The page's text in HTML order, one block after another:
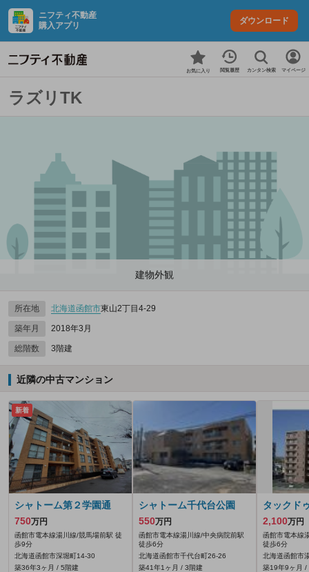
ニフティ不動産
購入アプリ
ダウンロード
お気に入り 閲覧履歴 カンタン検索 マイページ
ラズリTK
建物外観
所在地 北海道函館市東山2丁目4-29
築年月 2018年3月
総階数 3階建
近隣の中古マンション
新着
シャトーム第２学園通
750万円
函館市電本線湯川線/競馬場前駅 徒
歩9分
北海道函館市深堀町14-30
築36年3ヶ月 / 5階建
シャトーム千代台公園
550万円
函館市電本線湯川線/中央病院前駅
徒歩6分
北海道函館市千代台町26-26
築41年1ヶ月 / 3階建
タックド
2,100万円
函館市電本線
徒歩6分
北海道函館市
築19年9ヶ月 /